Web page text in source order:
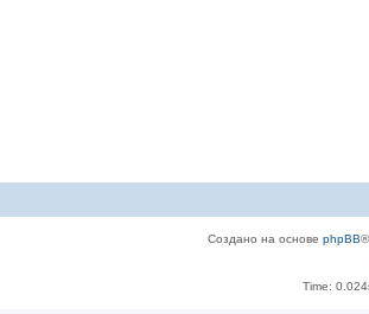
Создано на основе phpBB
Time: